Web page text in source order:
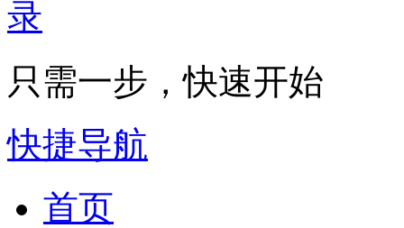
只需一步，快速开始
快捷导航
首页